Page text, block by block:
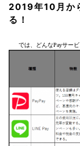
2019年10月か
る！
では、どんなPayサー